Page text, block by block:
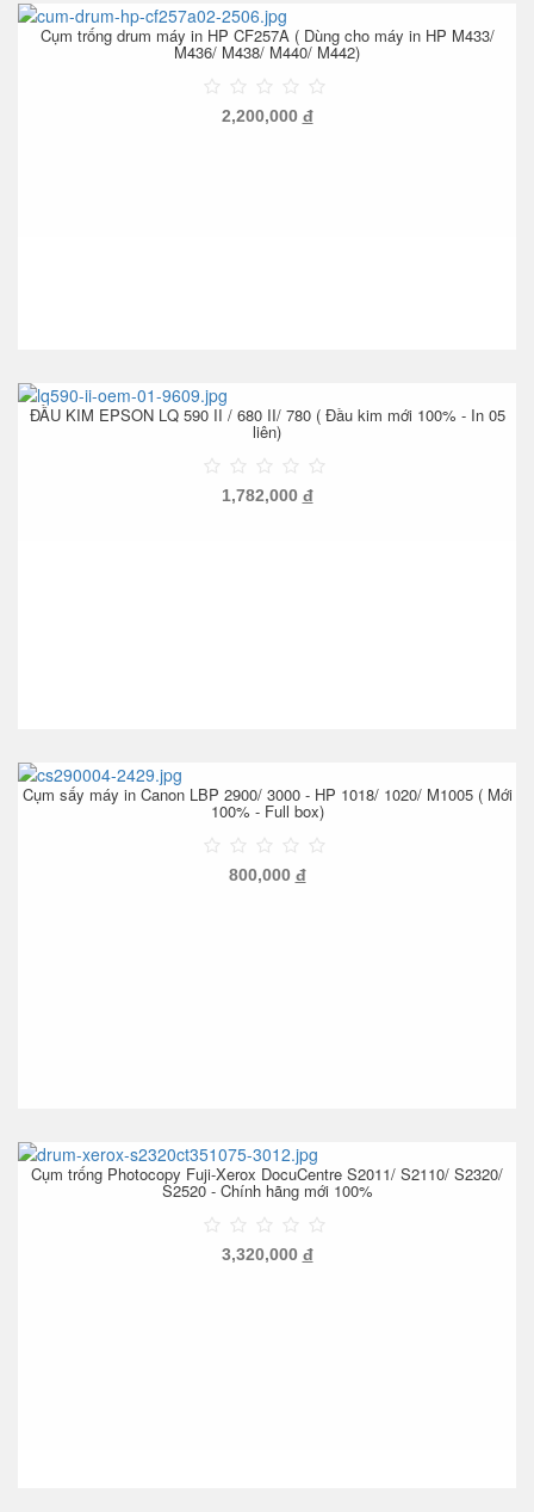
Cụm trống drum máy in HP CF257A ( Dùng cho máy in HP M433/
M436/ M438/ M440/ M442)
2,200,000 đ
ĐẦU KIM EPSON LQ 590 II / 680 II/ 780 ( Đầu kim mới 100% - In 05
liên)
1,782,000 đ
Cụm sấy máy in Canon LBP 2900/ 3000 - HP 1018/ 1020/ M1005 ( Mới
100% - Full box)
800,000 đ
Cụm trống Photocopy Fuji-Xerox DocuCentre S2011/ S2110/ S2320/
S2520 - Chính hãng mới 100%
3,320,000 đ